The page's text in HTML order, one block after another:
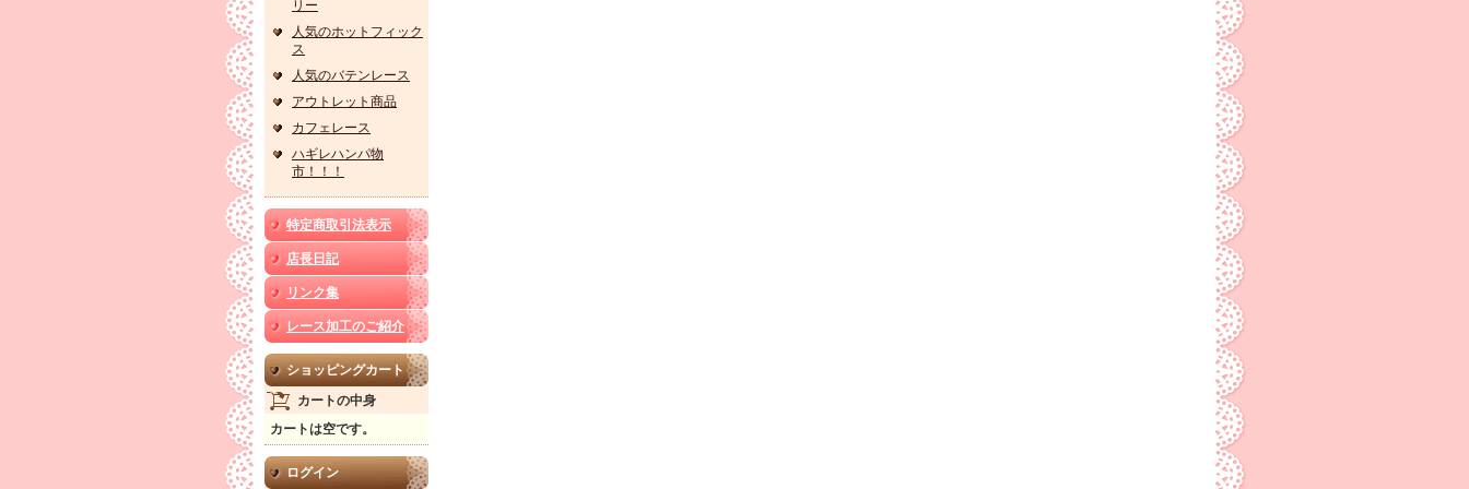
リー
人気のホットフィック
ス
人気のバテンレース
アウトレット商品
カフェレース
ハギレハンパ物
市！！！
特定商取引法表示
店長日記
リンク集
レース加工のご紹介
ショッピングカート
カートの中身
カートは空です。
ログイン